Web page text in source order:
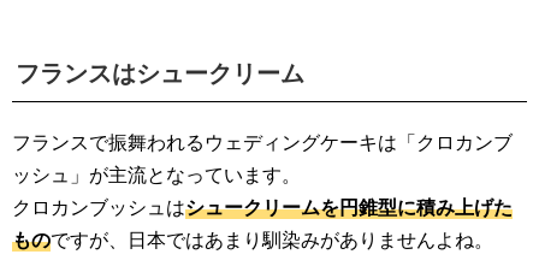
フランスはシュークリーム
フランスで振舞われるウェディングケーキは「クロカンブ
ッシュ」が主流となっています。
クロカンブッシュはシュークリームを円錐型に積み上げた
ものですが、日本ではあまり馴染みがありませんよね。